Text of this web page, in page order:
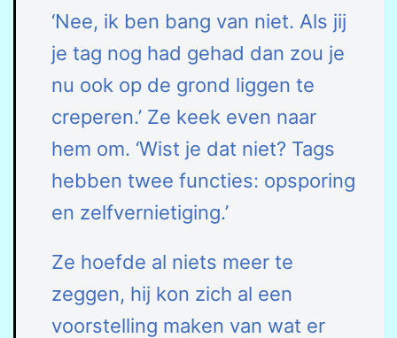
‘Nee, ik ben bang van niet. Als jij
je tag nog had gehad dan zou je
nu ook op de grond liggen te
creperen.’ Ze keek even naar
hem om. ‘Wist je dat niet? Tags
hebben twee functies: opsporing
en zelfvernietiging.’
Ze hoefde al niets meer te
zeggen, hij kon zich al een
voorstelling maken van wat er